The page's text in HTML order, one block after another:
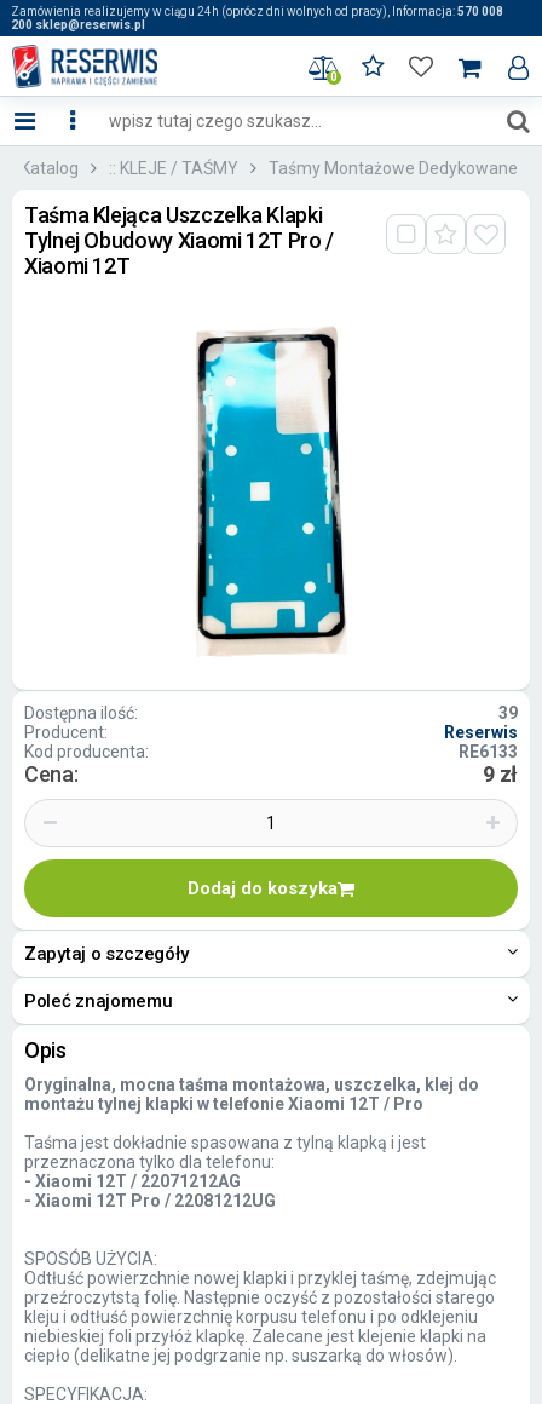
Zamówienia realizujemy w ciągu 24h (oprócz dni wolnych od pracy), Informacja:570 008
200 sklep@reserwis.pl
0
Katalog :: KLEJE / TAŚMY Taśmy Montażowe Dedykowane
Taśma Klejąca Uszczelka Klapki
Tylnej Obudowy Xiaomi 12T Pro /
Xiaomi 12T
Dostępna ilość:
39
Producent:
Reserwis
Kod producenta:
RE6133
Cena: 9 zł
Dodaj do koszyka
Zapytaj o szczegóły
Poleć znajomemu
Opis
Oryginalna, mocna taśma montażowa, uszczelka, klej do
montażu tylnej klapki w telefonie Xiaomi 12T / Pro
Taśma jest dokładnie spasowana z tylną klapką i jest
przeznaczona tylko dla telefonu:
- Xiaomi 12T / 22071212AG
- Xiaomi 12T Pro / 22081212UG
SPOSÓB UŻYCIA:
Odtłuść powierzchnie nowej klapki i przyklej taśmę, zdejmując
przeźroczytstą folię. Następnie oczyść z pozostałości starego
kleju i odtłuść powierzchnię korpusu telefonu i po odklejeniu
niebieskiej foli przyłóż klapkę. Zalecane jest klejenie klapki na
ciepło (delikatne jej podgrzanie np. suszarką do włosów).
SPECYFIKACJA: